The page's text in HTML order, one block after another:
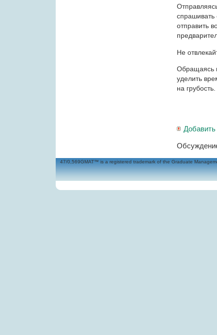
отправить
Не
Обращаясь
уделить
на грубость.
47/0,569GMAT™ is a registered trademark of the Graduate